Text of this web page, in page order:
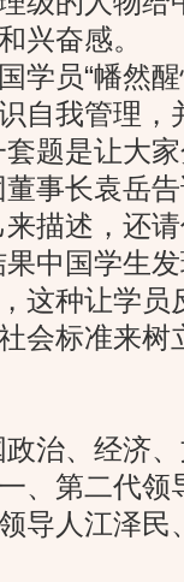
兴奋感。
员“幡然醒
自我管理
题是让大
事长袁岳
描述，还
中国学生
这种让学员
会标准来树
、经济、
、第二代领
导人江泽民